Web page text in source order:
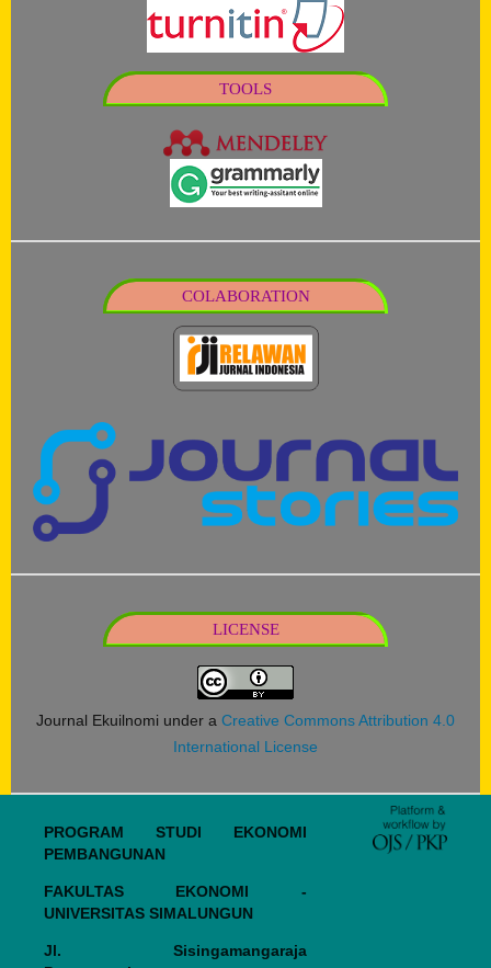
TOOLS
COLABORATION
LICENSE
Journal Ekuilnomi under a Creative Commons Attribution 4.0
International License
PROGRAM STUDI EKONOMI
PEMBANGUNAN
FAKULTAS EKONOMI -
UNIVERSITAS SIMALUNGUN
Jl. Sisingamangaraja